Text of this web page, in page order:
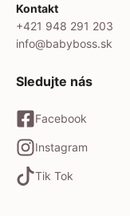
Kontakt
+421 948 291 203
info@babyboss.sk
Sledujte nás
Facebook
Instagram
Tik Tok